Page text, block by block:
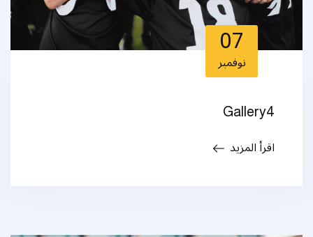
07
نوفمبر
Gallery4
اقرأ المزيد